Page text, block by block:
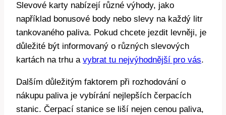
Slevové karty nabízejí různé výhody, jako
například bonusové body nebo slevy na každý litr
tankovaného paliva. Pokud chcete jezdit levněji, je
důležité být informovaný o různých slevových
kartách na trhu a vybrat tu nejvýhodnější pro vás.
Dalším důležitým faktorem při rozhodování o
nákupu paliva je vybírání nejlepších čerpacích
stanic. Čerpací stanice se liší nejen cenou paliva,